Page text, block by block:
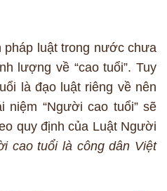
pháp luật trong nước chưa
lượng về “cao tuổi”. Tuy
là đạo luật riêng về nên
niệm “Người cao tuổi” sẽ
quy định của Luật Người
cao tuổi là công dân Việt